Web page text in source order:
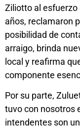
Ziliotto al esfuerzo
años, reclamaron
posibilidad de
arraigo, brinda
local y reafirma
componente
Por su parte,
tuvo con nosotros
intendentes son